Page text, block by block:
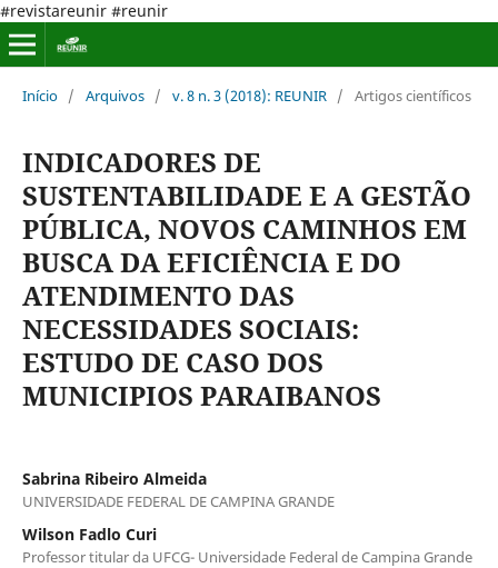
#revistareunir #reunir
Início / Arquivos / v. 8 n. 3 (2018): REUNIR / Artigos científicos
INDICADORES DE
SUSTENTABILIDADE E A GESTÃO
PÚBLICA, NOVOS CAMINHOS EM
BUSCA DA EFICIÊNCIA E DO
ATENDIMENTO DAS
NECESSIDADES SOCIAIS:
ESTUDO DE CASO DOS
MUNICIPIOS PARAIBANOS
Sabrina Ribeiro Almeida
UNIVERSIDADE FEDERAL DE CAMPINA GRANDE
Wilson Fadlo Curi
Professor titular da UFCG- Universidade Federal de Campina Grande